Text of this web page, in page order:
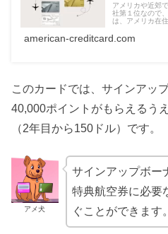
アメリカや近郊
社第１位なので
は、アメリカ在
各クレジットカ
を詳しく解説しま
american-creditcard.com
このカードでは、サインアッ
40,000ポイントがもらえるう
（2年目から150ドル）です。
アメ犬
サインアップボー
特典航空券に必要
ぐことができます。